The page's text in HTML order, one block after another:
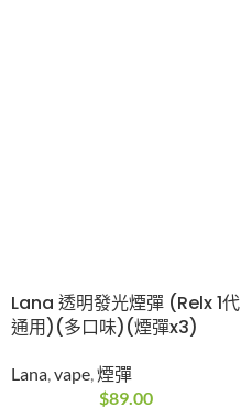
Lana 透明發光煙彈 (Relx 1代
通用)(多口味)(煙彈x3)
Lana vape 煙彈
$89.00